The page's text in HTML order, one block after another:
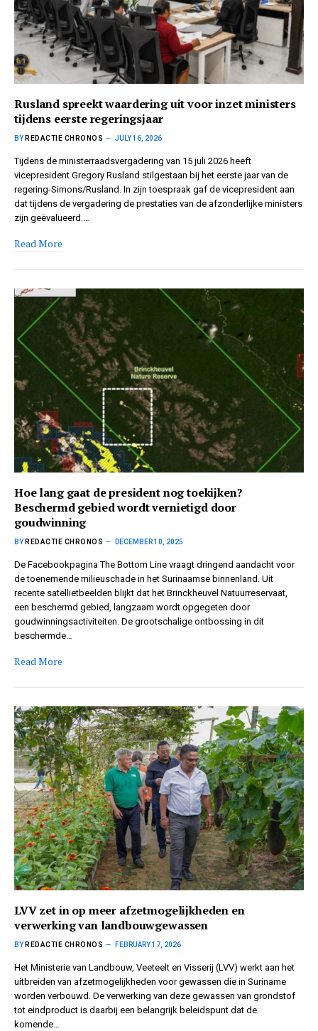
Rusland spreekt waardering uit voor inzet ministers
tijdens eerste regeringsjaar
BY REDACTIE CHRONOS JULY 16, 2026
Tijdens de ministerraadsvergadering van 15 juli 2026 heeft
vicepresident Gregory Rusland stilgestaan bij het eerste jaar van de
regering-Simons/Rusland. In zijn toespraak gaf de vicepresident aan
dat tijdens de vergadering de prestaties van de afzonderlijke ministers
zijn geëvalueerd.…
Read More
Hoe lang gaat de president nog toekijken?
Beschermd gebied wordt vernietigd door
goudwinning
BY REDACTIE CHRONOS DECEMBER 10, 2025
De Facebookpagina The Bottom Line vraagt dringend aandacht voor
de toenemende milieuschade in het Surinaamse binnenland. Uit
recente satellietbeelden blijkt dat het Brinckheuvel Natuurreservaat,
een beschermd gebied, langzaam wordt opgegeten door
goudwinningsactiviteiten. De grootschalige ontbossing in dit
beschermde…
Read More
LVV zet in op meer afzetmogelijkheden en
verwerking van landbouwgewassen
BY REDACTIE CHRONOS FEBRUARY 17, 2026
Het Ministerie van Landbouw, Veeteelt en Visserij (LVV) werkt aan het
uitbreiden van afzetmogelijkheden voor gewassen die in Suriname
worden verbouwd. De verwerking van deze gewassen van grondstof
tot eindproduct is daarbij een belangrijk beleidspunt dat de
komende…